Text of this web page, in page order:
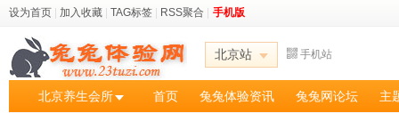
设为首页 加入收藏 TAG标签 RSS聚合 手机版
北京站 手机站
北京养生会所 首页 兔兔体验资讯 兔兔网论坛 主